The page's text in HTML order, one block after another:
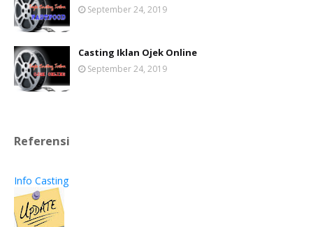
September 24, 2019
Casting Iklan Ojek Online
September 24, 2019
Referensi
Info Casting